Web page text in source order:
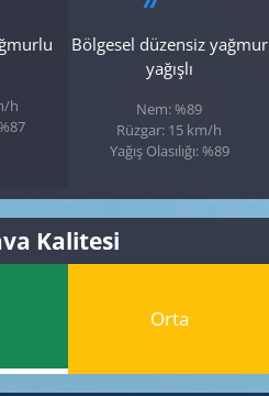
h
Bölgesel düzensiz yağmur
yağışlı
Nem: %89
Rüzgar: 15 km/h
Yağış Olasılığı: %89
Kalitesi
Orta